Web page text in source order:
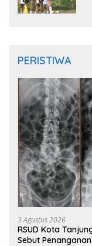
PERISTIWA
3 Agustus 2026
RSUD Kota
Sebut